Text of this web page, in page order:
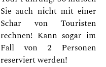
Sie auch nicht mit einer
Schar von Touristen
rechnen! Kann sogar im
Fall von 2 Personen
reserviert werden!